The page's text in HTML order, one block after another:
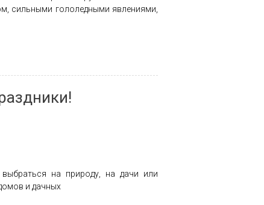
сильными гололедными явлениями,
на природу, на дачи или
и дачных